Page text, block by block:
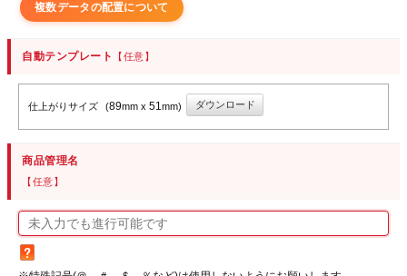
複数データの配置について
自動テンプレート 【任意】
仕上がりサイズ (89mm x 51mm) ダウンロード
商品管理名
【任意】